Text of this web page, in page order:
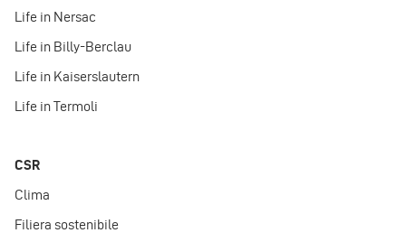
Life in Nersac
Life in Billy-Berclau
Life in Kaiserslautern
Life in Termoli
CSR
Clima
Filiera sostenibile